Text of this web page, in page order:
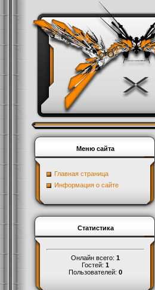
Меню сайта
Главная страница
Информация о сайте
Статистика
Онлайн всего: 1
Гостей: 1
Пользователей: 0